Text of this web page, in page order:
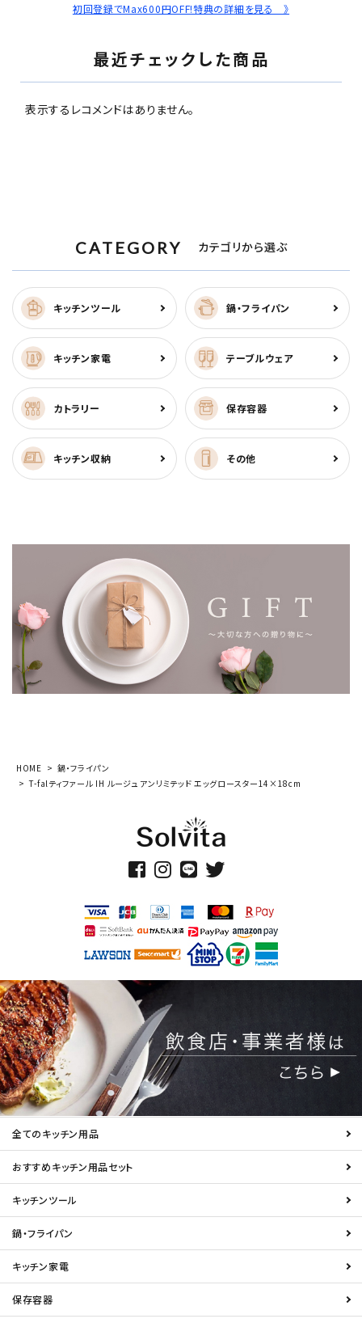
初回登録でMax600円OFF!特典の詳細を見る 》
最近チェックした商品
表示するレコメンドはありません。
CATEGORY カテゴリから選ぶ
キッチンツール 鍋・フライパン
キッチン家電 テーブルウェア
カトラリー 保存容器
キッチン収納 その他
HOME
鍋・フライパン
T-falティファール IH ルージュ アンリミテッド エッグロースター14×18cm
全てのキッチン用品
おすすめキッチン用品セット
キッチンツール
鍋・フライパン
キッチン家電
保存容器